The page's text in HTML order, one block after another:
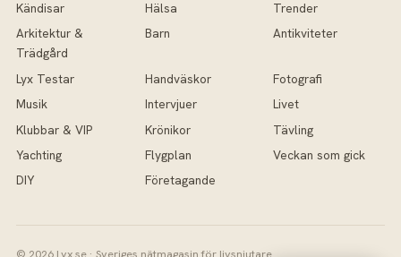
Kändisar
Hälsa
Trender
Arkitektur &
Trädgård
Barn Antikviteter
Lyx Testar Handväskor
Fotografi
Musik
Intervjuer
Livet
Klubbar & VIP
Krönikor
Tävling
Yachting
Flygplan
Veckan som gick
DIY
Företagande